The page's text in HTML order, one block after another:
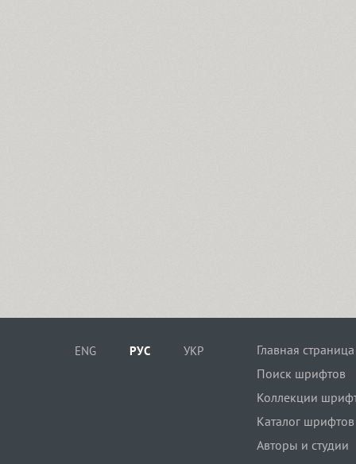
ENG РУС УКР
Главная страница
Поиск шрифтов
Коллекции
Каталог шрифтов
Авторы и студии